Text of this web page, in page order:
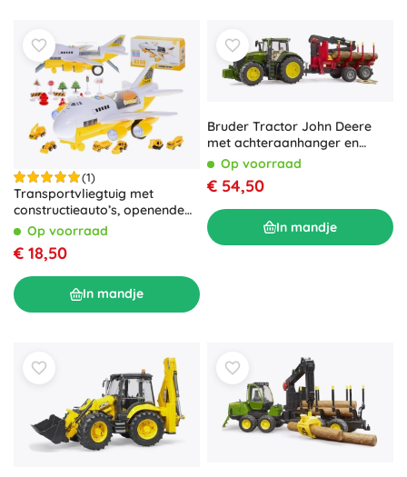
(1)
Transportvliegtuig met
constructieauto’s, openende
romp en lichteffecten
Op voorraad
€ 18,50
In mandje
Bruder Tractor John Deere
met achteraanhanger en
boomstammen
Op voorraad
€ 54,50
In mandje